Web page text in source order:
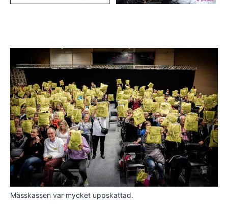
Mässkassen var mycket uppskattad.